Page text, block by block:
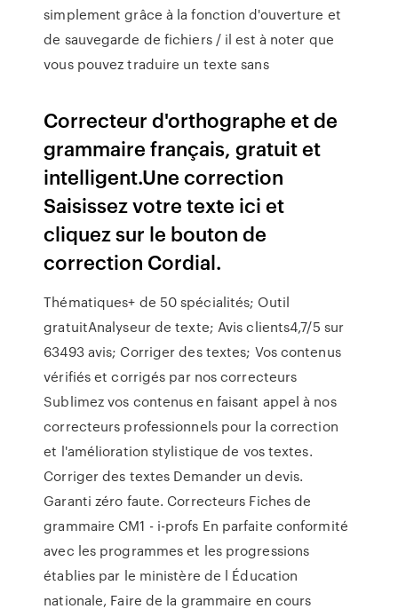
simplement grâce à la fonction d'ouverture et
de sauvegarde de fichiers / il est à noter que
vous pouvez traduire un texte sans
Correcteur d'orthographe et de
grammaire français, gratuit et
intelligent.Une correction
Saisissez votre texte ici et
cliquez sur le bouton de
correction Cordial.
Thématiques+ de 50 spécialités; Outil
gratuitAnalyseur de texte; Avis clients4,7/5 sur
63493 avis; Corriger des textes; Vos contenus
vérifiés et corrigés par nos correcteurs
Sublimez vos contenus en faisant appel à nos
correcteurs professionnels pour la correction
et l'amélioration stylistique de vos textes.
Corriger des textes Demander un devis.
Garanti zéro faute. Correcteurs Fiches de
grammaire CM1 - i-profs En parfaite conformité
avec les programmes et les progressions
établies par le ministère de l Éducation
nationale, Faire de la grammaire en cours